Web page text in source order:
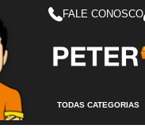
FALE CONOSCO
TODAS CATEGORIAS